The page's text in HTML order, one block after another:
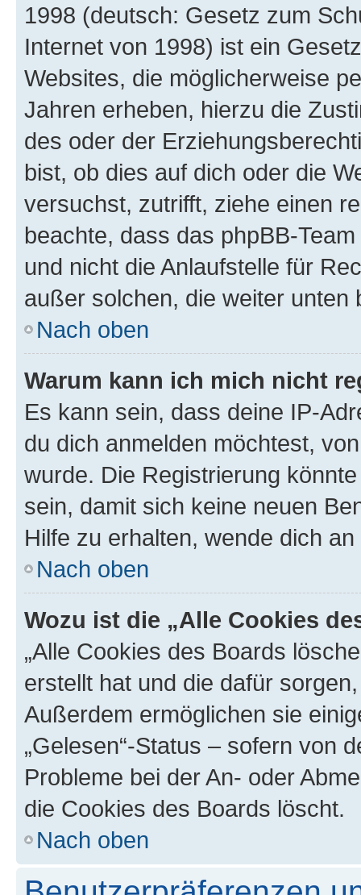
1998 (deutsch: Gesetz zum
Internet von 1998) ist ein
Websites, die möglicherweise
Jahren erheben, hierzu die
des oder der
bist, ob dies auf dich oder die
versuchst, zutrifft, ziehe einen
beachte, dass das phpBB-
und nicht die Anlaufstelle für
außer solchen, die weiter unten
Nach oben
Warum kann ich mich nicht
Es kann sein, dass deine IP-
du dich anmelden möchtest,
wurde. Die Registrierung
sein, damit sich keine neuen
Hilfe zu erhalten, wende dich
Nach oben
Wozu ist die „Alle Cookies
„Alle Cookies des Boards
erstellt hat und die dafür
Außerdem ermöglichen sie
„Gelesen“-Status – sofern von
Probleme bei der An- oder
die Cookies des Boards löscht.
Nach oben